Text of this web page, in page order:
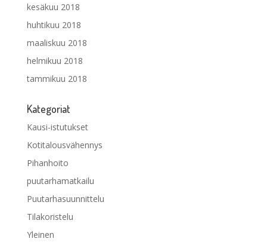
kesäkuu 2018
huhtikuu 2018
maaliskuu 2018
helmikuu 2018
tammikuu 2018
Kategoriat
Kausi-istutukset
Kotitalousvähennys
Pihanhoito
puutarhamatkailu
Puutarhasuunnittelu
Tilakoristelu
Yleinen